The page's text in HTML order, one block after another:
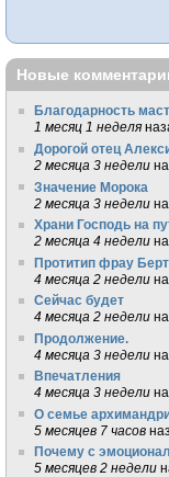
Новые
Благодарность
1 месяц 1 неделя
Дорогой отец
2 месяца 3 недели
Значение Морока
2 месяца 3 недели
Храни Господь на
2 месяца 4 недели
Протитип фрау
4 месяца 2 недели
Сейчас будет
4 месяца 2 недели
Продолжение.
4 месяца 3 недели
Впечатления
4 месяца 3 недели
О семье
5 месяцев 7 часов
Почему с
5 месяцев 2 недели